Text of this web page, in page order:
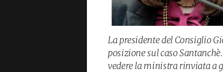
La presidente del Consiglio
posizione sul caso
vedere la ministra rinviata a